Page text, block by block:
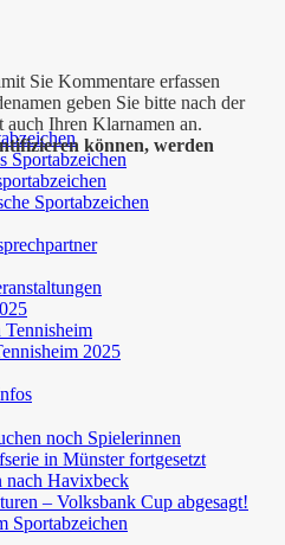
Sportabzeichen
Sportabzeichen
2025
Sie Kommentare erfassen
geben Sie bitte nach der
auch Ihren Klarnamen an.
können, werden
noch Spielerinnen
in Münster fortgesetzt
nach Havixbeck
– Volksbank Cup abgesagt!
Sportabzeichen